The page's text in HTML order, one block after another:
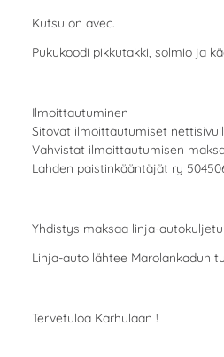
Kutsu on avec.
Pukukoodi pikkutakki, solmio ja
Ilmoittautuminen
Sitovat ilmoittautumiset
Vahvistat ilmoittautumisen
Lahden paistinkääntäjät ry
Yhdistys maksaa linja-
Linja-auto lähtee Marolankadun
Tervetuloa Karhulaan !